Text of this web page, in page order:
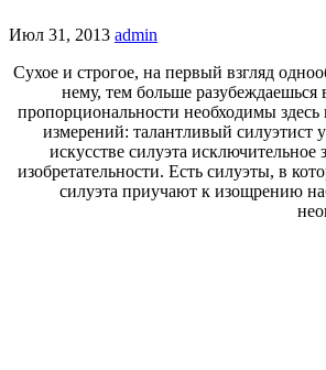
Июл 31, 2013 admin
Сухое и строгое, на первый взгляд
нему, тем больше разубеждаешься
пропорциональности необходимы
измерений: талантливый силуэтист
искусстве силуэта
изобретательности. Есть силуэты, в
силуэта приучают к изощрению